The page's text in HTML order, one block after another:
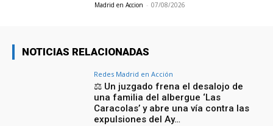
Madrid en Accion - 07/08/2026
NOTICIAS RELACIONADAS
Redes Madrid en Acción
⚖️ Un juzgado frena el desalojo de
una familia del albergue ‘Las
Caracolas’ y abre una vía contra las
expulsiones del Ay…